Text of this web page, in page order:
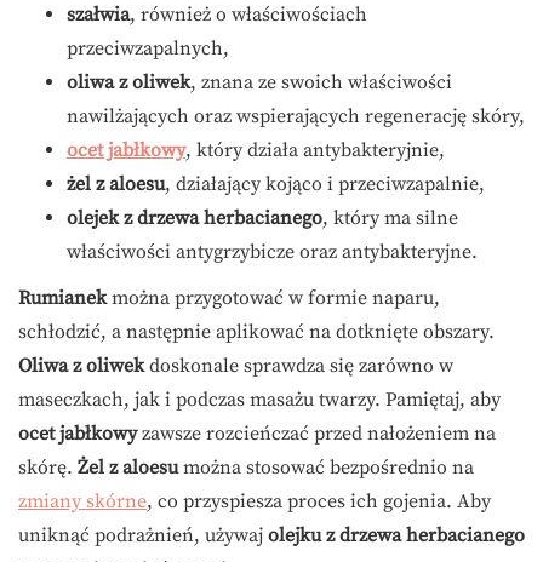
szałwia, również o właściwościach
przeciwzapalnych,
oliwa z oliwek, znana ze swoich właściwości
nawilżających oraz wspierających regenerację skóry,
ocet jabłkowy, który działa antybakteryjnie,
żel z aloesu, działający kojąco i przeciwzapalnie,
olejek z drzewa herbacianego, który ma silne
właściwości antygrzybicze oraz antybakteryjne.
Rumianekmożna przygotować w formie naparu,
schłodzić, a następnie aplikować na dotknięte obszary.
Oliwa z oliwekdoskonale sprawdza się zarówno w
maseczkach, jak i podczas masażu twarzy. Pamiętaj, aby
ocet jabłkowyzawsze rozcieńczać przed nałożeniem na
skórę. Żel z aloesumożna stosować bezpośrednio na
zmiany skórne, co przyspiesza proces ich gojenia. Aby
uniknąć podrażnień, używaj olejku z drzewa herbacianego